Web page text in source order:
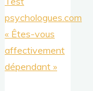
psychologues.com
« Êtes-vous
affectivement
dépendant »